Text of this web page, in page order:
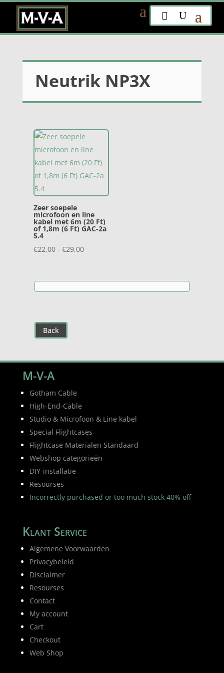
Neutrik NP3X
Zeer soepele
microfoon en line
kabel met 6m (20 Ft)
of 1,8m (6 Ft) GAC-2a
5.4
€22,00 - €29,00Prijsklasse:
Back
M-V-A
Gotham Cable
High-End-Cable
Studio & Microfoon & Line kabel
Special Flightcases
Flightcase Materialen Standaard
Webshop categorieën
DIY-installatie
Resourses
Incorrectly purchased or too much stock 40% off
Klant Service
Algemene Voorwaarden
Privacybeleid
Disclaimer
Resourses
Contact
My account
Cart
Checkout
Web Shop